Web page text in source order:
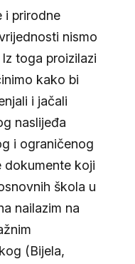
i prirodne
nismo
toga proizilazi
kako bi
i jačali
naslijeđa
i ograničenog
dokumente koji
škola u
nailazim na
(Bijela,